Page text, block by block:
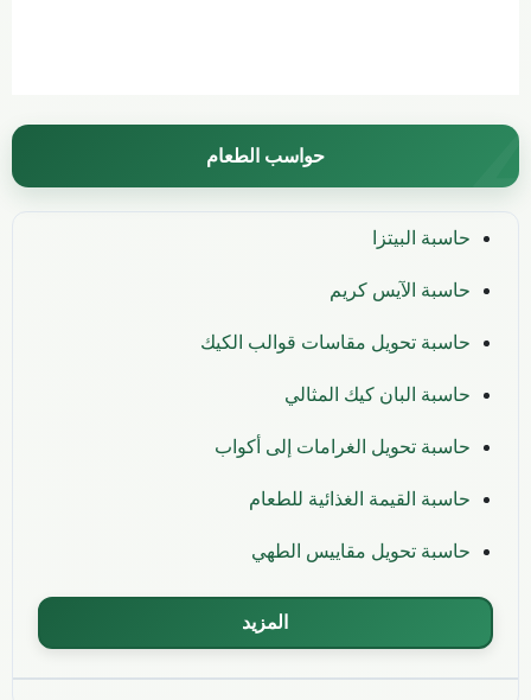
حواسب الطعام
حاسبة البيتزا
حاسبة الآيس كريم
حاسبة تحويل مقاسات قوالب الكيك
حاسبة البان كيك المثالي
حاسبة تحويل الغرامات إلى أكواب
حاسبة القيمة الغذائية للطعام
حاسبة تحويل مقاييس الطهي
المزيد